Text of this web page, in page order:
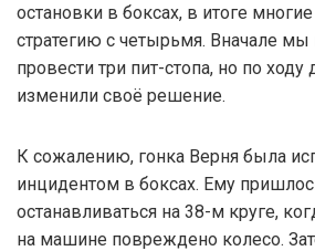
остановки в боксах, в итоге
стратегию с четырьмя. Вначале мы
провести три пит-стопа, но по ходу
изменили своё решение.
К сожалению, гонка Верня была
инцидентом в боксах. Ему
останавливаться на 38-м круге,
на машине повреждено колесо.